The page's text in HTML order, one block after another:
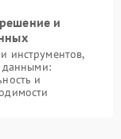
и
инструментов,
данными:
и